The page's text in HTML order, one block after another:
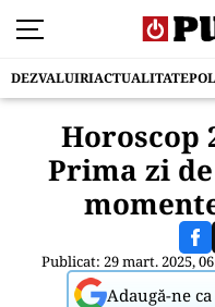
DEZVALUIRIACTUALITATE
Horoscop
Prima zi
Publicat: 29 mart. 2025,
Adaugă-ne